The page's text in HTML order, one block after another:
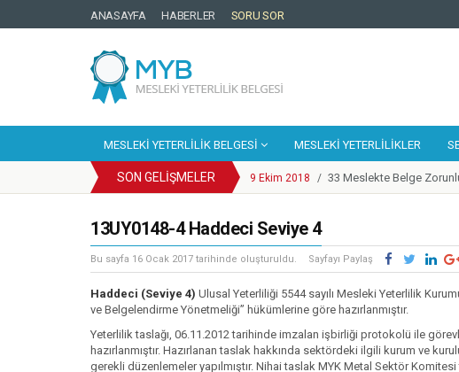
ANASAYFA HABERLER SORU SOR
MESLEKI YETERLILIK BELGESI MESLEKI YETERLILIKLER
SON GELIŞMELER 9 Ekim 2018 / 33 Meslekte Belge
25 Eylül 2018
25 Eylül 2018 / Türkiye Yeterlilikler
14 Mayıs 2018 / Motosikletli Kurye
20 Mart 2018 / Enerji Sektöründe 1
6 Mart 2018 / Mesleki Yeterlilik
1 Şubat 2018 / Kosgeb Genel Destek
9 Mart 2018 / Metal Sektöründe
13UY0148-4 Haddeci Seviye 4
Bu sayfa 16 Ocak 2017 tarihinde oluşturuldu. Sayfayı Paylaş
Haddeci (Seviye 4) Ulusal Yeterliliği 5544 sayılı Mesleki Yeterlilik
ve Belgelendirme Yönetmeliği” hükümlerine göre hazırlanmıştır.
Yeterlilik taslağı, 06.11.2012 tarihinde imzalan işbirliği protokolü ile
hazırlanmıştır. Hazırlanan taslak hakkında sektördeki ilgili kurum ve
gerekli düzenlemeler yapılmıştır. Nihai taslak MYK Metal Sektör